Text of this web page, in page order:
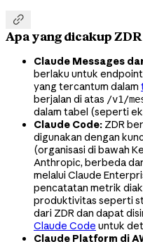

Apa yang dicakup ZDR
Claude Messages
berlaku untuk
yang tercantum dalam
berjalan di atas /v1/
dalam tabel (seperti
Claude Code: ZDR
digunakan dengan
(organisasi di bawah
Anthropic, berbeda
melalui Claude
pencatatan metrik
produktivitas seperti
dari ZDR dan dapat
Claude Code untuk
Claude Platform di